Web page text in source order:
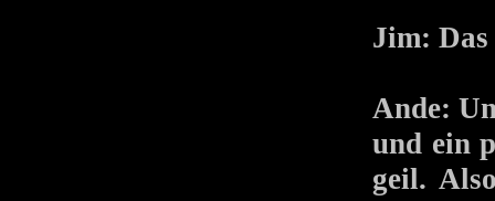
Jim:
Ande:
und ein
geil.